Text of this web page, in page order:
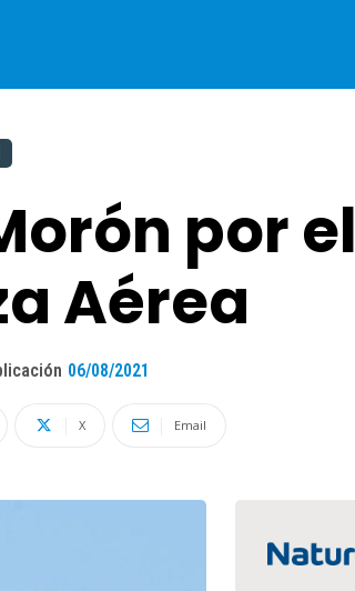
por el
Aérea
06/08/2021
X Email